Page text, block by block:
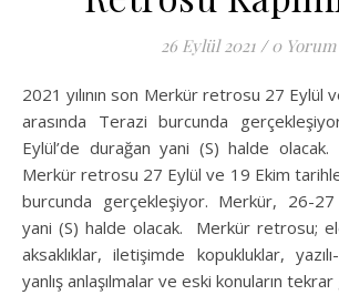
26 Eylül 2021 / 0 Yorum
2021 yılının son Merkür retrosu 27 Eylül ve 19 Ekim tarihleri
arasında Terazi burcunda
Eylül’de durağan yani (S) halde olacak.
Merkür retrosu 27 Eylül ve 19 Ekim
burcunda gerçekleşiyor. Merkür, 26-27
yani (S) halde olacak. Merkür retrosu;
aksaklıklar, iletişimde kopukluklar,
yanlış anlaşılmalar ve eski konuların